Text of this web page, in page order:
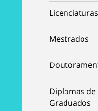
Licenciaturas
Mestrados
Diplomas de
Graduados